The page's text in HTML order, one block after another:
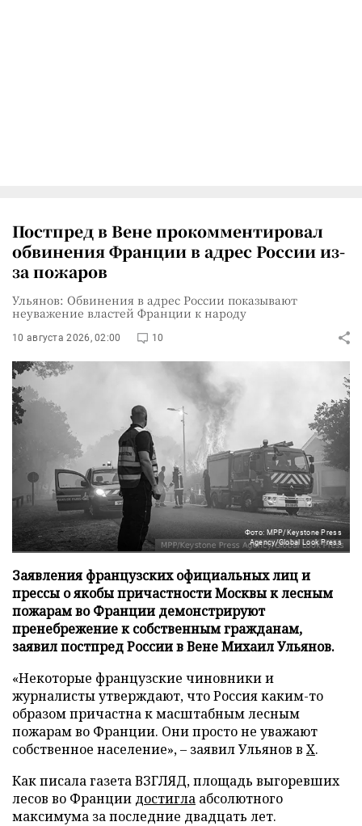
Постпред в Вене прокомментировал
обвинения Франции в адрес России из-
за пожаров
Ульянов: Обвинения в адрес России показывают
неуважение властей Франции к народу
10 августа 2026, 02:00 10
Фото: MPP/Keystone Press
Agency/Global Look Press
Заявления французских официальных лиц и
прессы о якобы причастности Москвы к лесным
пожарам во Франции демонстрируют
пренебрежение к собственным гражданам,
заявил постпред России в Вене Михаил Ульянов.
«Некоторые французские чиновники и
журналисты утверждают, что Россия каким-то
образом причастна к масштабным лесным
пожарам во Франции. Они просто не уважают
собственное население», – заявил Ульянов в X.
Как писала газета ВЗГЛЯД, площадь выгоревших
лесов во Франции достигла абсолютного
максимума за последние двадцать лет.